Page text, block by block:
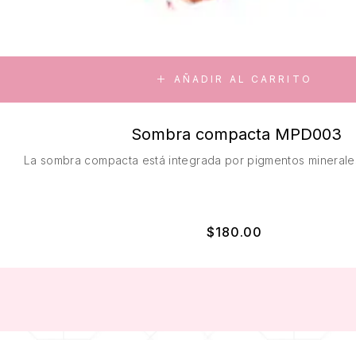
AÑADIR AL CARRITO
Sombra compacta MPD003
La sombra compacta está integrada por pigmentos
$180.00